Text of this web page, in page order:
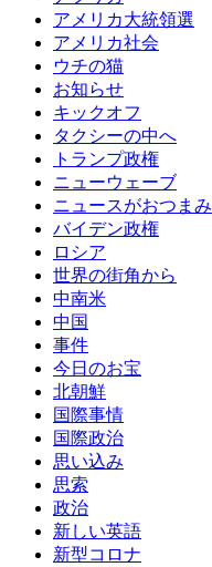
アメリカ大統領選
アメリカ社会
ウチの猫
お知らせ
キックオフ
タクシーの中へ
トランプ政権
ニューウェーブ
ニュースがおつまみ
バイデン政権
ロシア
世界の街角から
中南米
中国
事件
今日のお宝
北朝鮮
国際事情
国際政治
思い込み
思索
政治
新しい英語
新型コロナ